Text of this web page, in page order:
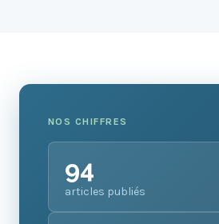
NOS CHIFFRES
94
articles publiés